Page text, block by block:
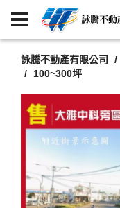
詠騰不動產有限公司
100~300坪